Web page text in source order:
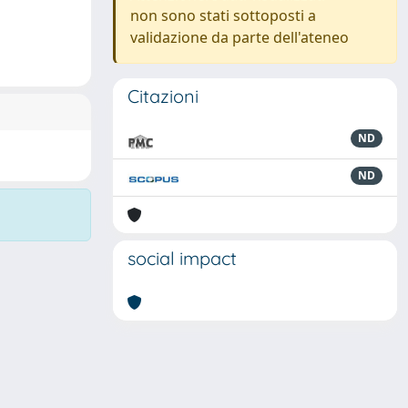
non sono stati sottoposti a
validazione da parte dell'ateneo
Citazioni
ND
ND
social impact